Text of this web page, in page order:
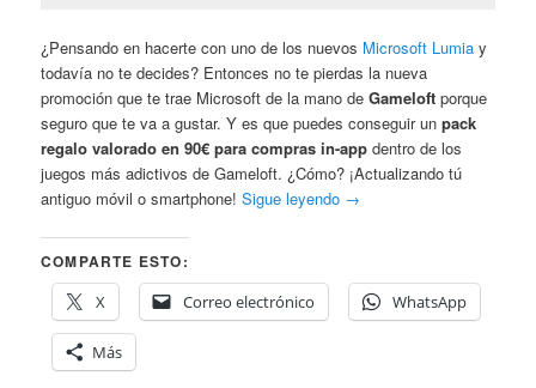
¿Pensando en hacerte con uno de los nuevos Microsoft Lumia y
todavía no te decides? Entonces no te pierdas la nueva
promoción que te trae Microsoft de la mano deGameloft porque
seguro que te va a gustar. Y es que puedes conseguir unpack
regalo valorado en 90€ para compras in-app dentro de los
juegos más adictivos de Gameloft. ¿Cómo? ¡Actualizando tú
antiguo móvil o smartphone!Sigue leyendo →
COMPARTE ESTO:
X
Correo electrónico WhatsApp
Más